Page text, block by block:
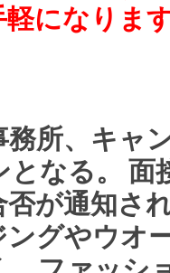
になります
所、キャ
なる。
が通知さ
グやウオ